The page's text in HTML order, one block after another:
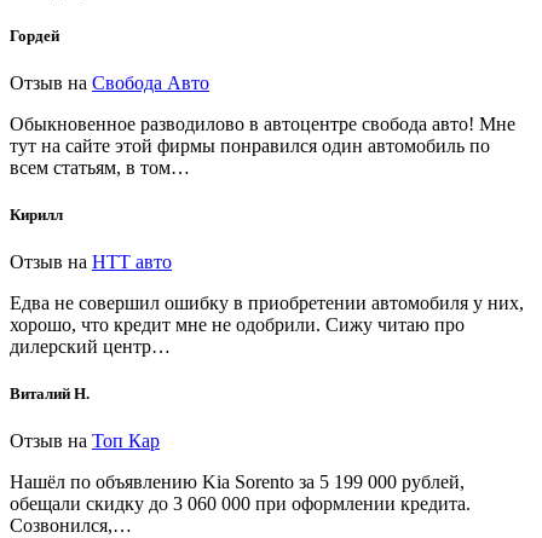
Гордей
Отзыв на Свобода Авто
Обыкновенное разводилово в автоцентре свобода авто! Мне
тут на сайте этой фирмы понравился один автомобиль по
всем статьям, в том…
Кирилл
Отзыв на НТТ авто
Едва не совершил ошибку в приобретении автомобиля у них,
хорошо, что кредит мне не одобрили. Сижу читаю про
дилерский центр…
Виталий Н.
Отзыв на Топ Кар
Нашёл по объявлению Kia Sorento за 5 199 000 рублей,
обещали скидку до 3 060 000 при оформлении кредита.
Созвонился,…